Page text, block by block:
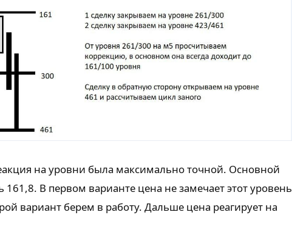
на уровни была максимально точной. Основной
В первом варианте цена не замечает этот уровень
вариант берем в работу. Дальше цена реагирует на